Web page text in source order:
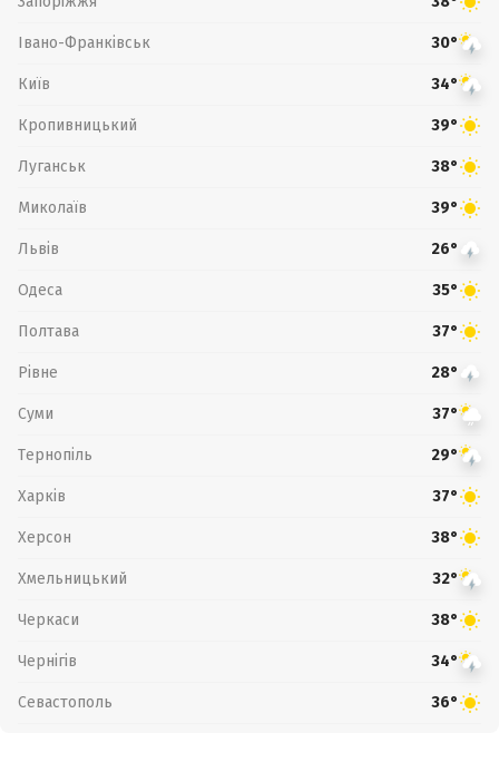
Івано-Франківськ 30°
Київ 34°
Кропивницький 39°
Луганськ 38°
Миколаїв 39°
Львів 26°
Одеса 35°
Полтава 37°
Рівне 28°
Суми 37°
Тернопіль 29°
Харків 37°
Херсон 38°
Хмельницький 32°
Черкаси 38°
Чернігів 34°
Севастополь 36°